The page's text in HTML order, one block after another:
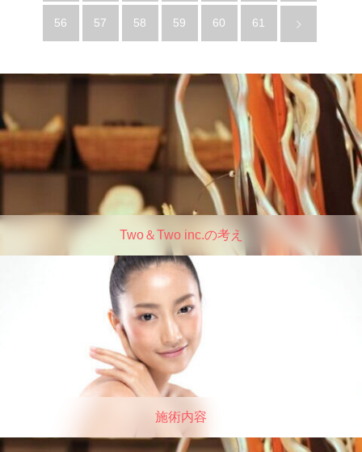
56 57 58 59 60 61
Two＆Two inc.の考え
施術内容